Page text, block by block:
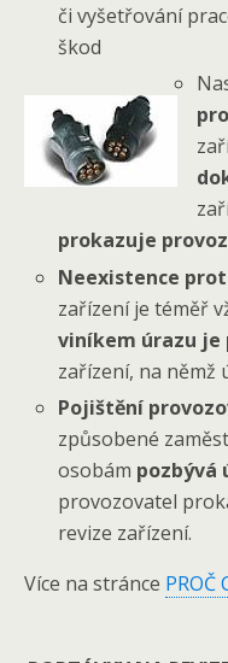
či vyšetřování
škod
prokazuje
Neexistence
zařízení je téměř
viníkem úrazu je
zařízení, na němž
Pojištění
způsobené
osobám pozbývá
provozovatel
revize zařízení.
Více na stránce PROČ